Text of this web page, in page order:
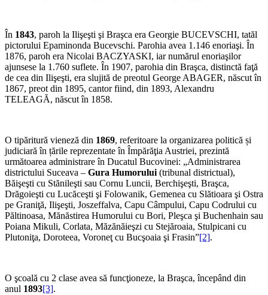
În 1843, paroh la Ilişeşti şi Braşca era Georgie BUCEVSCHI, tatăl
pictorului Epaminonda Bucevschi. Parohia avea 1.146 enoriaşi. În
1876, paroh era Nicolai BACZYASKI, iar numărul enoriaşilor
ajunsese la 1.760 suflete. În 1907, parohia din Braşca, distinctă faţă
de cea din Ilişeşti, era slujită de preotul George ABAGER, născut în
1867, preot din 1895, cantor fiind, din 1893, Alexandru
TELEAGĂ, născut în 1858.
O tipăritură vieneză din 1869, referitoare la organizarea politică și
judiciară în țările reprezentate în Împărăţia Austriei, prezintă
următoarea administrare în Ducatul Bucovinei: „Administrarea
districtului Suceava – Gura Humorului (tribunal districtual),
Băişeşti cu Stănileşti sau Cornu Luncii, Berchişeşti, Braşca,
Drăgoieşti cu Lucăceşti şi Folowanik, Gemenea cu Slătioara şi Ostra
pe Graniţă, Ilişeşti, Joszeffalva, Capu Câmpului, Capu Codrului cu
Păltinoasa, Mănăstirea Humorului cu Bori, Pleşca şi Buchenhain sau
Poiana Mikuli, Corlata, Măzănăieşzi cu Stejăroaia, Stulpicani cu
Plutoniţa, Doroteea, Voroneţ cu Bucşoaia şi Frasin”[2].
O şcoală cu 2 clase avea să funcţioneze, la Braşca, începând din
anul 1893[3].